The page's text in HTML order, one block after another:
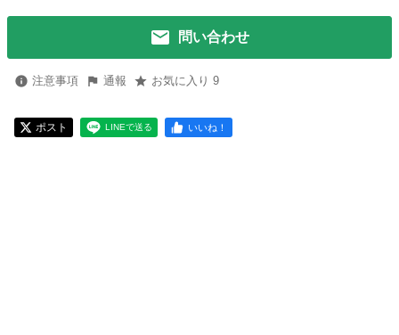
問い合わせ
注意事項 通報 お気に入り 9
ポスト LINEで送る いいね！